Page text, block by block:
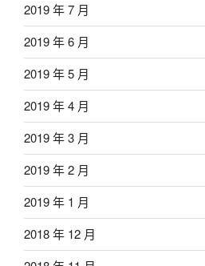
2019 年 7 月
2019 年 6 月
2019 年 5 月
2019 年 4 月
2019 年 3 月
2019 年 2 月
2019 年 1 月
2018 年 12 月